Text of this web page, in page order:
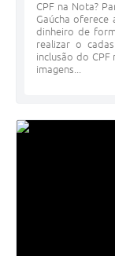
CPF na Nota?
Gaúcha
dinheiro de
realizar o
inclusão do
imagens...